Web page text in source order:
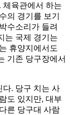
체육관에서 하는
의 경기를 보기
수소리가 들려
는 국제 경기는
휴양지에서도
기존 당구장에서
다. 당구 치는 사
도 있지만, 대부
른 당구대 사람